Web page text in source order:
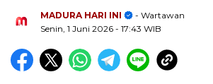
MADURA HARI INI
- Wartawan
Senin, 1 Juni 2026 - 17:43 WIB